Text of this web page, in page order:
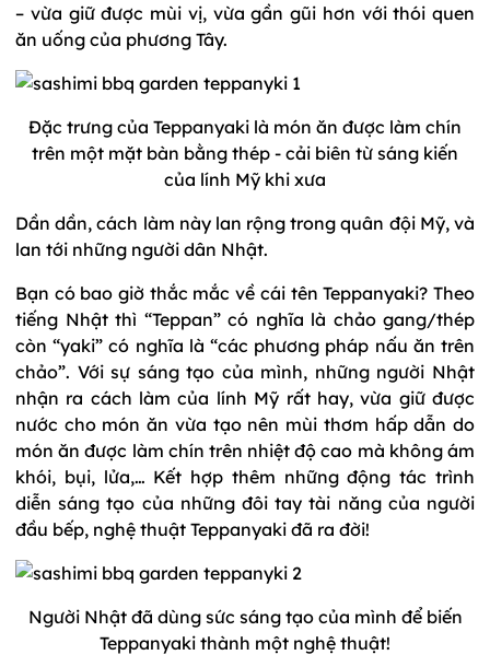
– vừa giữ được mùi vị, vừa gần gũi hơn với thói quen
ăn uống của phương Tây.
Đặc trưng của Teppanyaki là món ăn được làm chín
trên một mặt bàn bằng thép - cải biên từ sáng kiến
của lính Mỹ khi xưa
Dần dần, cách làm này lan rộng trong quân đội Mỹ, và
lan tới những người dân Nhật.
Bạn có bao giờ thắc mắc về cái tên Teppanyaki? Theo
tiếng Nhật thì “Teppan” có nghĩa là chảo gang/thép
còn “yaki” có nghĩa là “các phương pháp nấu ăn trên
chảo”. Với sự sáng tạo của mình, những người Nhật
nhận ra cách làm của lính Mỹ rất hay, vừa giữ được
nước cho món ăn vừa tạo nên mùi thơm hấp dẫn do
món ăn được làm chín trên nhiệt độ cao mà không ám
khói, bụi, lửa,… Kết hợp thêm những động tác trình
diễn sáng tạo của những đôi tay tài năng của người
đầu bếp, nghệ thuật Teppanyaki đã ra đời!
Người Nhật đã dùng sức sáng tạo của mình để biến
Teppanyaki thành một nghệ thuật!